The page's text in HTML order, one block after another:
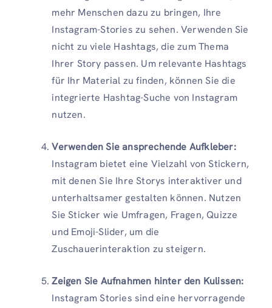
mehr Menschen dazu zu bringen, Ihre
Instagram-Stories zu sehen. Verwenden Sie
nicht zu viele Hashtags, die zum Thema
Ihrer Story passen. Um relevante Hashtags
für Ihr Material zu finden, können Sie die
integrierte Hashtag-Suche von Instagram
nutzen.
Verwenden Sie ansprechende Aufkleber:
Instagram bietet eine Vielzahl von Stickern,
mit denen Sie Ihre Storys interaktiver und
unterhaltsamer gestalten können. Nutzen
Sie Sticker wie Umfragen, Fragen, Quizze
und Emoji-Slider, um die
Zuschauerinteraktion zu steigern.
Zeigen Sie Aufnahmen hinter den Kulissen:
Instagram Stories sind eine hervorragende